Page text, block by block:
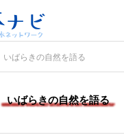
いばらきの自然を語る
いばらきの自然を語る